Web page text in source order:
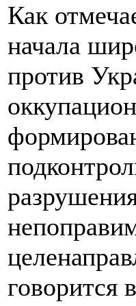
Как
начала
против
говорится